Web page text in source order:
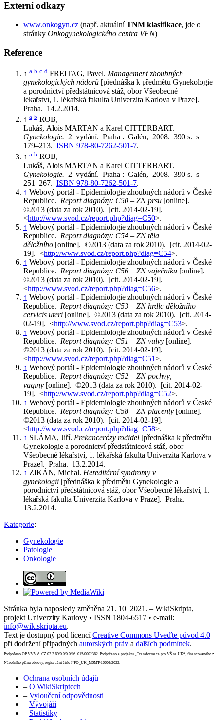
Externí odkazy
www.onkogyn.cz (např. aktuálníTNM klasifikace, jde o
stránky Onkogynekologického centra VFN)
Reference
↑ a b c d FREITAG, Pavel. Management zhoubných
gynekologických nádorů [přednáška k předmětu Gynekologie
a porodnictví předstátnicová stáž, obor Všeobecné
lékařství, 1. lékařská fakulta Univerzita Karlova v Praze].
Praha. 14.2.2014.
↑ a b ROB,
Lukáš, Alois MARTAN a Karel CITTERBART.
Gynekologie. 2. vydání. Praha : Galén, 2008. 390 s. s.
179–213. ISBN 978-80-7262-501-7.
↑ a b ROB,
Lukáš, Alois MARTAN a Karel CITTERBART.
Gynekologie. 2. vydání. Praha : Galén, 2008. 390 s. s.
251–267. ISBN 978-80-7262-501-7.
↑ Webový portál - Epidemiologie zhoubných nádorů v České
Republice. Report diagnózy: C50 – ZN prsu [online].
©2013 (data za rok 2010). [cit. 2014-02-19].
<http://www.svod.cz/report.php?diag=C50>.
↑ Webový portál - Epidemiologie zhoubných nádorů v České
Republice. Report diagnózy: C54 – ZN těla
děložního [online]. ©2013 (data za rok 2010). [cit. 2014-02-
19]. <http://www.svod.cz/report.php?diag=C54>.
↑ Webový portál - Epidemiologie zhoubných nádorů v České
Republice. Report diagnózy: C56 – ZN vaječníku [online].
©2013 (data za rok 2010). [cit. 2014-02-19].
<http://www.svod.cz/report.php?diag=C56>.
↑ Webový portál - Epidemiologie zhoubných nádorů v České
Republice. Report diagnózy: C53 – ZN hrdla děložního –
cervicis uteri [online]. ©2013 (data za rok 2010). [cit. 2014-
02-19]. <http://www.svod.cz/report.php?diag=C53>.
↑ Webový portál - Epidemiologie zhoubných nádorů v České
Republice. Report diagnózy: C51 – ZN vulvy [online].
©2013 (data za rok 2010). [cit. 2014-02-19].
<http://www.svod.cz/report.php?diag=C51>.
↑ Webový portál - Epidemiologie zhoubných nádorů v České
Republice. Report diagnózy: C52 – ZN pochvy,
vaginy [online]. ©2013 (data za rok 2010). [cit. 2014-02-
19]. <http://www.svod.cz/report.php?diag=C52>.
↑ Webový portál - Epidemiologie zhoubných nádorů v České
Republice. Report diagnózy: C58 – ZN placenty [online].
©2013 (data za rok 2010). [cit. 2014-02-19].
<http://www.svod.cz/report.php?diag=C58>.
↑ SLÁMA, Jiří. Prekancerózy rodidel [přednáška k předmětu
Gynekologie a porodnictví předstátnicová stáž, obor
Všeobecné lékařství, 1. lékařská fakulta Univerzita Karlova v
Praze]. Praha. 13.2.2014.
↑ ZIKÁN, Michal. Hereditární syndromy v
gynekologii [přednáška k předmětu Gynekologie a
porodnictví předstátnicová stáž, obor Všeobecné lékařství, 1.
lékařská fakulta Univerzita Karlova v Praze]. Praha.
13.2.2014.
Kategorie:
Gynekologie
Patologie
Onkologie
Stránka byla naposledy změněna 21. 10. 2021. – WikiSkripta,
projekt Univerzity Karlovy • ISSN 1804-6517 • e-mail:
info@wikiskripta.eu.
Text je dostupný pod licencíCreative Commons Uveďte původ 4.0
při dodržení případných autorských práv a dalších podmínek.
Podpořeno OP VVV č. CZ.02.2.69/0.0/0.0/16_015/0002362. Podpořeno z projektu „Transformace pro VŠ na UK“, financovaného z
Národního plánu obnovy, registrační číslo NPO_UK_MSMT-16602/2022.
Ochrana osobních údajů
– O WikiSkriptech
– Vyloučení odpovědnosti
– Vývojáři
– Statistiky